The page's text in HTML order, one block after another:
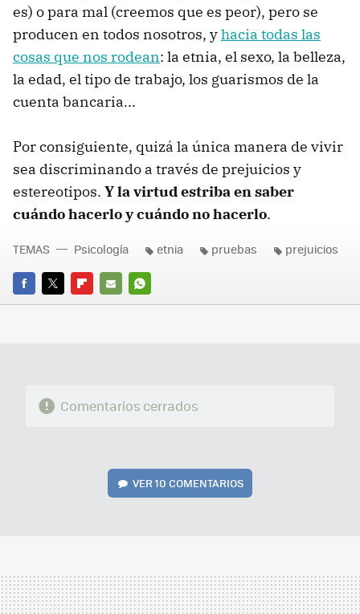
es) o para mal (creemos que es peor), pero se
producen en todos nosotros, yhacia todas las
cosas que nos rodean: la etnia, el sexo, la belleza,
la edad, el tipo de trabajo, los guarismos de la
cuenta bancaria...
Por consiguiente, quizá la única manera de vivir
sea discriminando a través de prejuicios y
estereotipos. Y la virtud estriba en saber
cuándo hacerlo y cuándo no hacerlo.
FACEBOOK
TWITTERFLIPBOARD
E-
WHATSAPP
TEMAS Psicología etnia pruebas prejuicios
Comentarios cerrados
VER 10 COMENTARIOS